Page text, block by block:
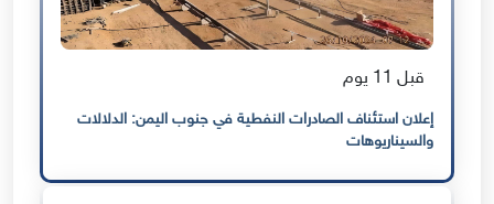
قبل 11 يوم
إعلان استئناف الصادرات النفطية في جنوب اليمن: الدلالات
والسيناريوهات